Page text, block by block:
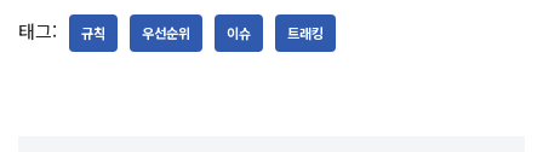
태그: 규칙 우선순위 이슈 트래킹